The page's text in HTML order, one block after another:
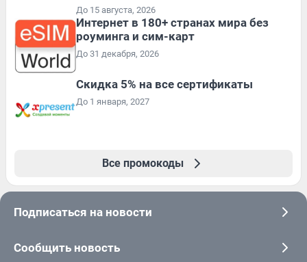
До 15 августа, 2026
Интернет в 180+ странах мира без
роуминга и сим-карт
До 31 декабря, 2026
Скидка 5% на все сертификаты
До 1 января, 2027
Все промокоды
Подписаться на новости
Сообщить новость